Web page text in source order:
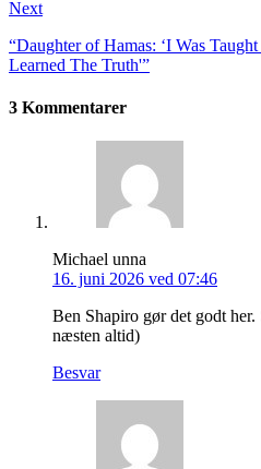
Next
“Daughter of Hamas: ‘I Was
Learned The Truth'”
3 Kommentarer
Michael unna
16. juni 2026 ved 07:46
Ben Shapiro gør det godt
næsten altid)
Besvar